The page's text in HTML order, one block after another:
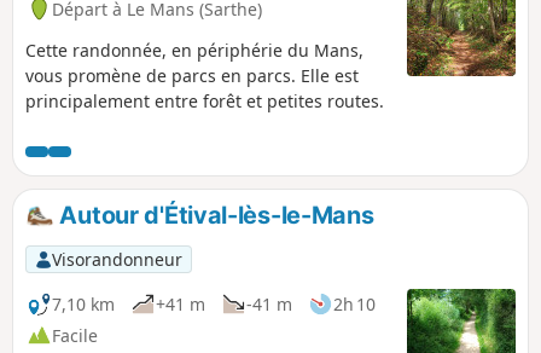
Départ à Le Mans (Sarthe)
Cette randonnée, en périphérie du Mans,
vous promène de parcs en parcs. Elle est
principalement entre forêt et petites routes.
Autour d'Étival-lès-le-Mans
Visorandonneur
7,10 km
+41 m -41 m
2h 10
Facile